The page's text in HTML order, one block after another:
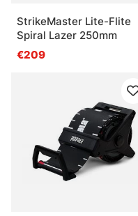
StrikeMaster Lite-Flite
Spiral Lazer 250mm
€209